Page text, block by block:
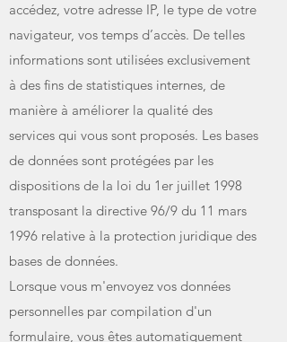
accédez, votre adresse IP, le type de votre
navigateur, vos temps d’accès. De telles
informations sont utilisées exclusivement
à des fins de statistiques internes, de
manière à améliorer la qualité des
services qui vous sont proposés. Les bases
de données sont protégées par les
dispositions de la loi du 1er juillet 1998
transposant la directive 96/9 du 11 mars
1996 relative à la protection juridique des
bases de données.
Lorsque vous m'envoyez vos données
personnelles par compilation d'un
formulaire, vous êtes automatiquement